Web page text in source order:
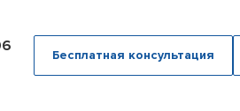
Бесплатная консультация